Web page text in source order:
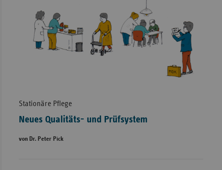
Stationäre Pflege
Neues Qualitäts- und Prüfsystem
von Dr. Peter Pick